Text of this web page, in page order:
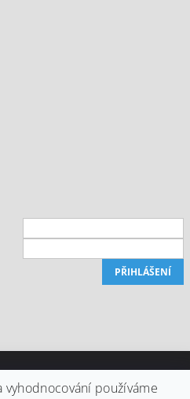
vyhrazena Upravit nastavení cookies
používáme